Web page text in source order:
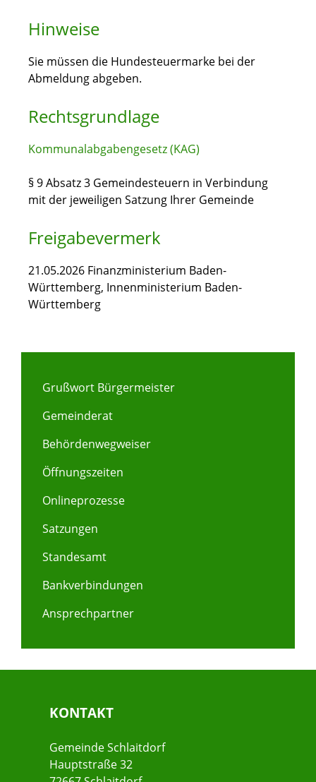
Hinweise
Sie müssen die Hundesteuermarke bei der
Abmeldung abgeben.
Rechtsgrundlage
Kommunalabgabengesetz (KAG)
§ 9 Absatz 3 Gemeindesteuern in Verbindung
mit der jeweiligen Satzung Ihrer Gemeinde
Freigabevermerk
21.05.2026 Finanzministerium Baden-
Württemberg, Innenministerium Baden-
Württemberg
Grußwort Bürgermeister
Gemeinderat
Behördenwegweiser
Öffnungszeiten
Onlineprozesse
Satzungen
Standesamt
Bankverbindungen
Ansprechpartner
KONTAKT
Gemeinde Schlaitdorf
Hauptstraße 32